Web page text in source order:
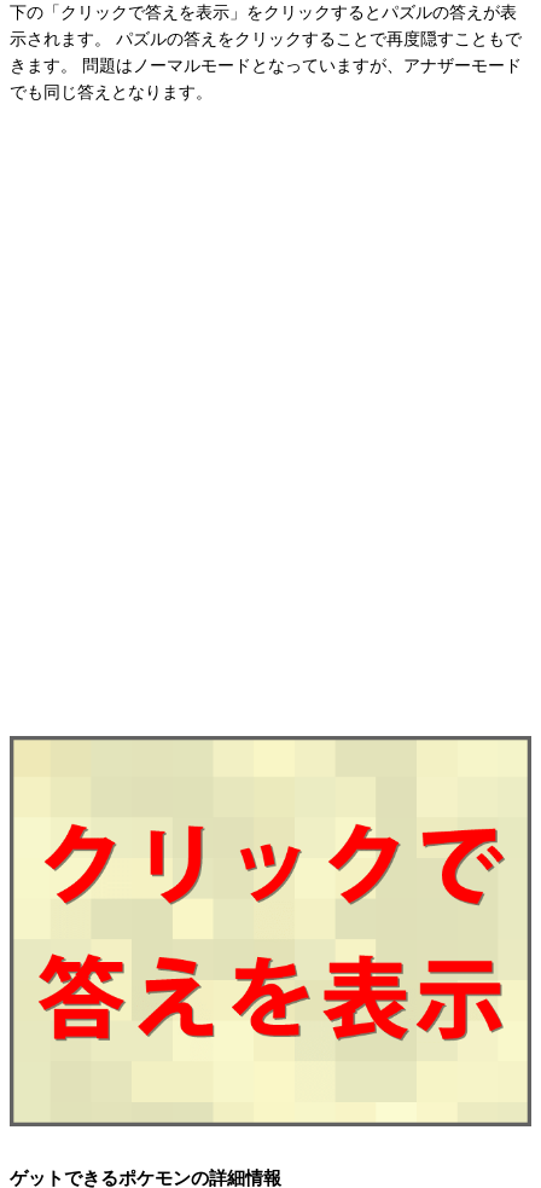
下の「クリックで答えを表示」をクリックするとパズルの答えが表
示されます。
パズルの答えをクリックすることで再度隠すこともで
きます。
問題はノーマルモードとなっていますが、アナザーモード
でも同じ答えとなります。
ゲットできるポケモンの詳細情報